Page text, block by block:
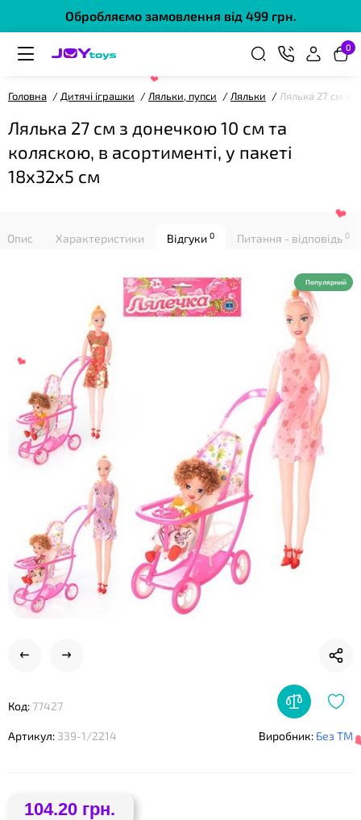
Обробляємо замовлення від 499 грн.
0
Головна Дитячі іграшки Ляльки, пупси Ляльки Лялька 27 см з
Лялька 27 см з донечкою 10 см та
коляскою, в асортименті, у пакеті
18х32х5 см
Опис Характеристики Відгуки 0 Питання - відповідь 0
Популярний
Код: 77427
Артикул: 339-1/2214 Виробник: Без ТМ
104.20 грн.
❤